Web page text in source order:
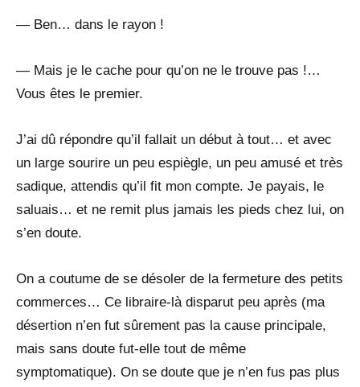
— Ben… dans le rayon !
— Mais je le cache pour qu’on ne le trouve pas !…
Vous êtes le premier.
J’ai dû répondre qu’il fallait un début à tout… et avec
un large sourire un peu espiègle, un peu amusé et très
sadique, attendis qu’il fit mon compte. Je payais, le
saluais… et ne remit plus jamais les pieds chez lui, on
s’en doute.
On a coutume de se désoler de la fermeture des petits
commerces… Ce libraire-là disparut peu après (ma
désertion n’en fut sûrement pas la cause principale,
mais sans doute fut-elle tout de même
symptomatique). On se doute que je n’en fus pas plus